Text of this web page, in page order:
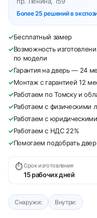
Более 25 решений в
✓Бесплатный замер
✓Возможность
по модели
✓Гарантия на дверь — 24
✓Монтаж с гарантией 12
✓Работаем по Томску и
✓Работаем с физическими
✓Работаем с
✓Работаем с НДС 22%
✓Помогаем подобрать
⏱ Срок изготовления
15 рабочих дней
Снаружи: Внутри: